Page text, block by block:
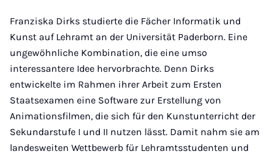
Mail
Franziska Dirks studierte die Fächer Informatik und
Kunst auf Lehramt an der Universität Paderborn. Eine
ungewöhnliche Kombination, die eine umso
interessantere Idee hervorbrachte. Denn Dirks
entwickelte im Rahmen ihrer Arbeit zum Ersten
Staatsexamen eine Software zur Erstellung von
Animationsfilmen, die sich für den Kunstunterricht der
Sekundarstufe I und II nutzen lässt. Damit nahm sie am
landesweiten Wettbewerb für Lehramtsstudenten und